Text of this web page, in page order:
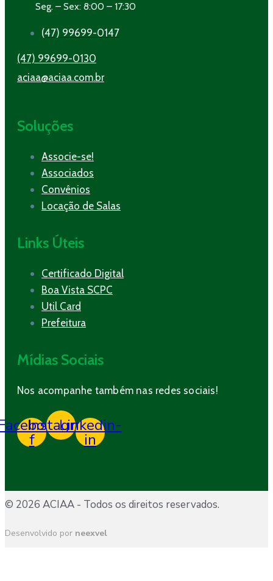
Seg. – Sex: 8:00 – 17:30
(47) 99699-0147
(47) 99699-0130
aciaa@aciaa.com.br
Soluções
Associe-se!
Associados
Convênios
Locação de Salas
Links Úteis
Certificado Digital
Boa Vista SCPC
Util Card
Prefeitura
Mídias Sociais
Nos acompanhe também nas redes sociais!
f
Instagram
Linkedin-
in
© 2026 ACIAA - Todos os direitos reservados.
Desenvolvido por neexvel